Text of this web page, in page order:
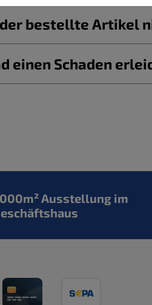
bestellte Artikel
einen Schaden
Ausstellung im